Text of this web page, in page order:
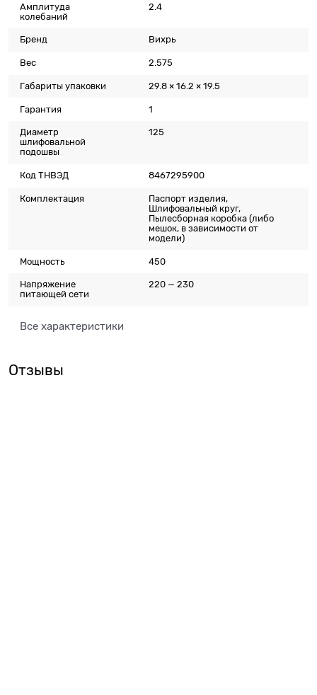
Амплитуда
колебаний
2.4
Бренд Вихрь
Вес 2.575
Габариты упаковки 29.8 × 16.2 × 19.5
Гарантия 1
Диаметр
шлифовальной
подошвы
125
Код ТНВЭД 8467295900
Комплектация
Паспорт изделия,
Шлифовальный круг,
Пылесборная коробка (либо
мешок, в зависимости от
модели)
Мощность 450
Напряжение
питающей сети
220 — 230
Все характеристики
Отзывы